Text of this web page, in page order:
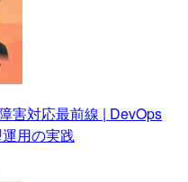
害対応最前線 | DevOps
用の実践